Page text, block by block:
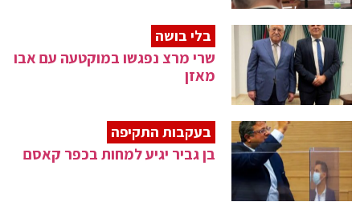
בלי בושה
שרי מרצ נפגשו במוקטעה עם אבו
מאזן
בעקבות התקיפה
בן גביר יגיע למחות בכפר קאסם